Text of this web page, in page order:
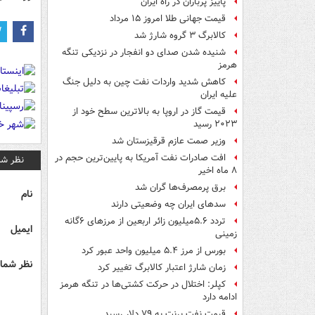
قیمت جهانی طلا امروز ۱۵ مرداد
کالابرگ ۳ گروه شارژ شد
شنیده شدن صدای دو انفجار در نزدیکی تنگه
هرمز
کاهش شدید واردات نفت چین به دلیل جنگ
علیه ایران
قیمت گاز در اروپا به بالاترین سطح خود از
۲۰۲۳ رسید
وزیر صمت عازم قرقیزستان شد
افت صادرات نفت آمریکا به پایین‌ترین حجم در
۸ ماه اخیر
برق پرمصرف‌ها گران شد
سدهای ایران چه وضعیتی دارند
تردد ۵.۶میلیون زائر اربعین از مرزهای ۶گانه
زمینی
بورس از مرز ۵.۴ میلیون واحد عبور کرد
زمان شارژ اعتبار کالابرگ تغییر کرد
کپلر: اختلال در حرکت کشتی‌ها در تنگه هرمز
ادامه دارد
نظر
نام
ایمیل
نظر